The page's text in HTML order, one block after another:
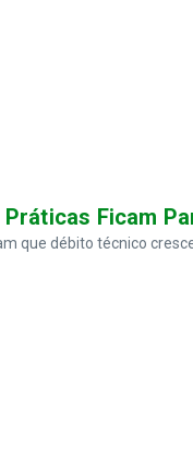
Ficam
que débito técnico